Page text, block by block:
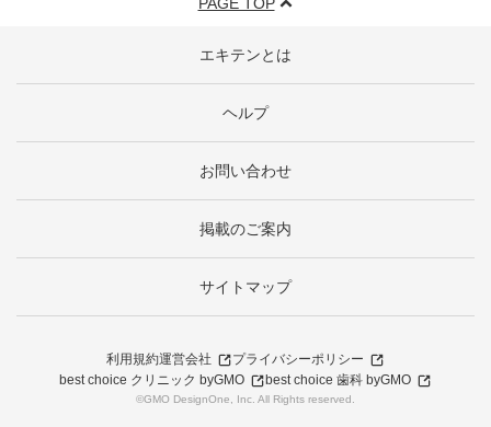
エキテンとは
ヘルプ
お問い合わせ
掲載のご案内
サイトマップ
利用規約運営会社
プライバシーポリシー
best choice クリニック byGMO
best choice 歯科 byGMO
©GMO DesignOne, Inc. All Rights reserved.